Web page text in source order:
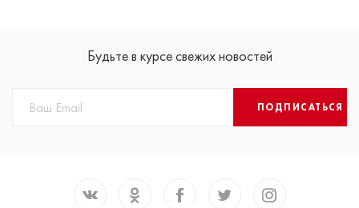
Будьте в курсе свежих новостей
ПОДПИСАТЬСЯ